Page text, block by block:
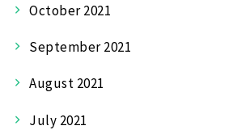
October 2021
September 2021
August 2021
July 2021